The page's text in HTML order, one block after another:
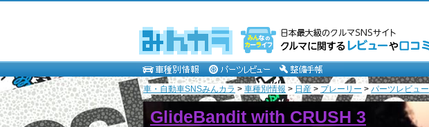
車・自動車SNSみんカラ > 車種別情報 > 日産 > プレーリー > パーツレビュー
GlideBandit with CRUSH 3